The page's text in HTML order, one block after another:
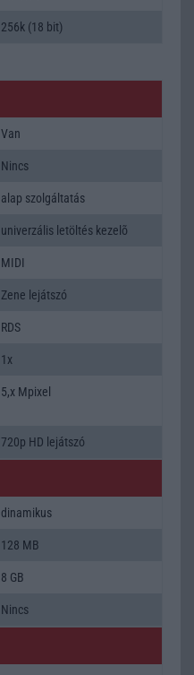
256k (18 bit)
Van
Nincs
alap szolgáltatás
univerzális letöltés kezelõ
MIDI
Zene lejátszó
RDS
1x
5,x Mpixel
720p HD lejátszó
dinamikus
128 MB
8 GB
Nincs